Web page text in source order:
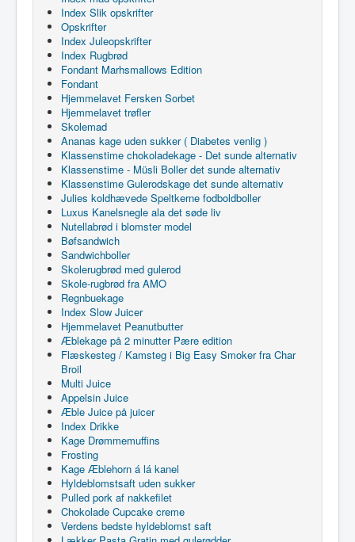
Index Slik opskrifter
Opskrifter
Index Juleopskrifter
Index Rugbrød
Fondant Marhsmallows Edition
Fondant
Hjemmelavet Fersken Sorbet
Hjemmelavet trøfler
Skolemad
Ananas kage uden sukker ( Diabetes venlig )
Klassenstime chokoladekage - Det sunde alternativ
Klassenstime - Müsli Boller det sunde alternativ
Klassenstime Gulerodskage det sunde alternativ
Julies koldhævede Speltkerne fodboldboller
Luxus Kanelsnegle ala det søde liv
Nutellabrød i blomster model
Bøfsandwich
Sandwichboller
Skolerugbrød med gulerod
Skole-rugbrød fra AMO
Regnbuekage
Index Slow Juicer
Hjemmelavet Peanutbutter
Æblekage på 2 minutter Pære edition
Flæskesteg / Kamsteg i Big Easy Smoker fra Char
Broil
Multi Juice
Appelsin Juice
Æble Juice på juicer
Index Drikke
Kage Drømmemuffins
Frosting
Kage Æblehorn á lá kanel
Hyldeblomstsaft uden sukker
Pulled pork af nakkefilet
Chokolade Cupcake creme
Verdens bedste hyldeblomst saft